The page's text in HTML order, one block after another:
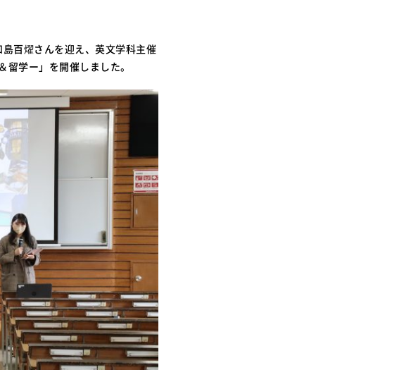
百燿さんを迎え、英文学科主催
学ー」を開催しました。